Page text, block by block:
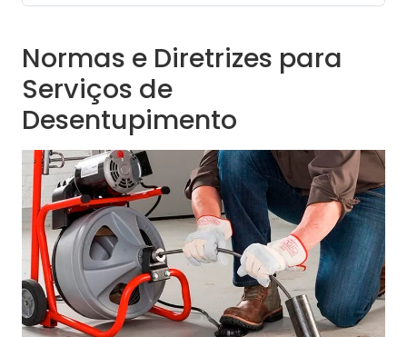
Normas e Diretrizes para
Serviços de
Desentupimento